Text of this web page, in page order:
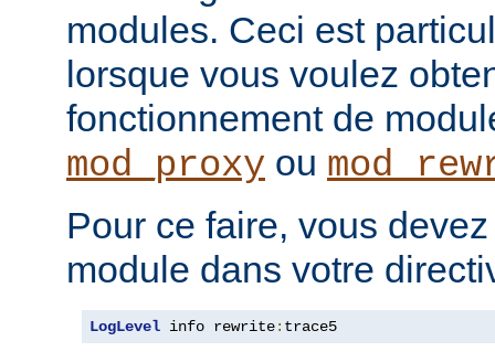
modules. Ceci est
lorsque vous voulez
fonctionnement de
mod_proxy ou
Pour ce faire, vous
module dans votre
LogLevel info rewrite: trace5